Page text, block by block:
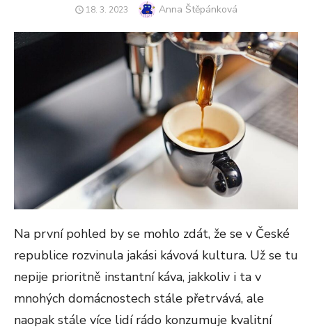
POSTED
18. 3. 2023 Author
Anna Štěpánková
Na první pohled by se mohlo zdát, že se v České
republice rozvinula jakási kávová kultura. Už se tu
nepije prioritně instantní káva, jakkoliv i ta v
mnohých domácnostech stále přetrvává, ale
naopak stále více lidí rádo konzumuje kvalitní